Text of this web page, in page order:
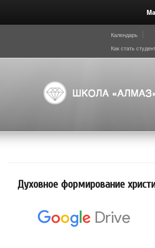
Календарь
Как стать
Духовное формирование